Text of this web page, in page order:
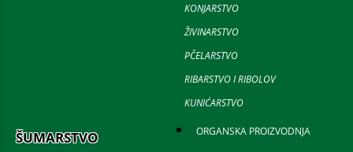
KONJARSTVO
ŽIVINARSTVO
PČELARSTVO
RIBARSTVO I RIBOLOV
KUNIĆARSTVO
ŠUMARSTVO ORGANSKA PROIZVODNJA